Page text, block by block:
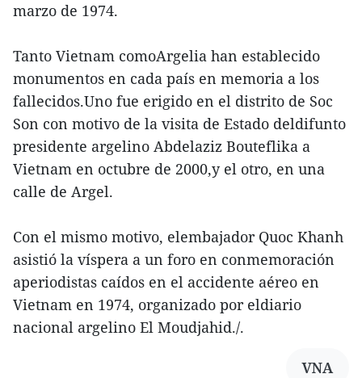
marzo de 1974.
Tanto Vietnam comoArgelia han establecido
monumentos en cada país en memoria a los
fallecidos.Uno fue erigido en el distrito de Soc
Son con motivo de la visita de Estado deldifunto
presidente argelino Abdelaziz Bouteflika a
Vietnam en octubre de 2000,y el otro, en una
calle de Argel.
Con el mismo motivo, elembajador Quoc Khanh
asistió la víspera a un foro en conmemoración
aperiodistas caídos en el accidente aéreo en
Vietnam en 1974, organizado por eldiario
nacional argelino El Moudjahid./.
VNA